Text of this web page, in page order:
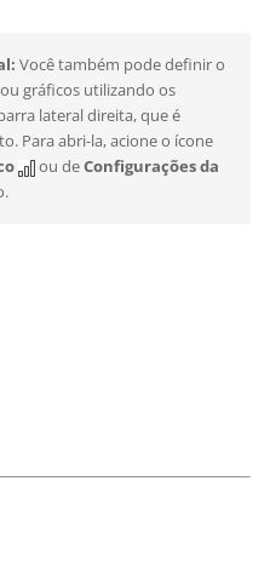
Você também pode definir o
gráficos utilizando os
lateral direita, que é
Para abri-la, acione o ícone
ou deConfigurações da